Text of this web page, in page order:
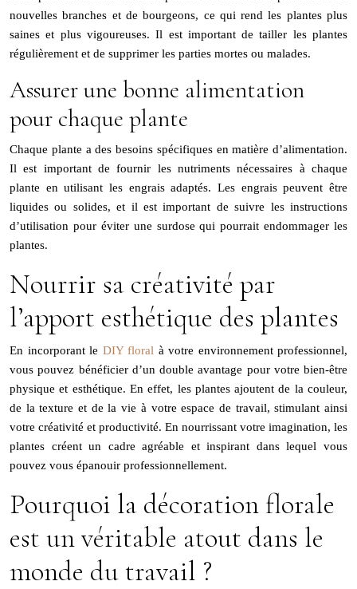
nouvelles branches et de bourgeons, ce qui rend les plantes plus
saines et plus vigoureuses. Il est important de tailler les plantes
régulièrement et de supprimer les parties mortes ou malades.
Assurer une bonne alimentation
pour chaque plante
Chaque plante a des besoins spécifiques en matière d’alimentation.
Il est important de fournir les nutriments nécessaires à chaque
plante en utilisant les engrais adaptés. Les engrais peuvent être
liquides ou solides, et il est important de suivre les instructions
d’utilisation pour éviter une surdose qui pourrait endommager les
plantes.
Nourrir sa créativité par
l’apport esthétique des plantes
En incorporant le DIY floral à votre environnement professionnel,
vous pouvez bénéficier d’un double avantage pour votre bien-être
physique et esthétique. En effet, les plantes ajoutent de la couleur,
de la texture et de la vie à votre espace de travail, stimulant ainsi
votre créativité et productivité. En nourrissant votre imagination, les
plantes créent un cadre agréable et inspirant dans lequel vous
pouvez vous épanouir professionnellement.
Pourquoi la décoration florale
est un véritable atout dans le
monde du travail ?